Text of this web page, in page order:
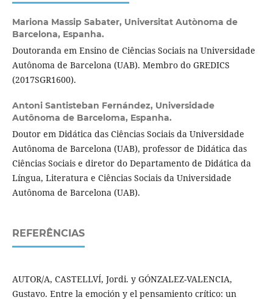
Mariona Massip Sabater, Universitat Autònoma de
Barcelona, Espanha.
Doutoranda em Ensino de Ciências Sociais na Universidade
Autônoma de Barcelona (UAB). Membro do GREDICS
(2017SGR1600).
Antoni Santisteban Fernández, Universidade
Autônoma de Barceloma, Espanha.
Doutor em Didática das Ciências Sociais da Universidade
Autônoma de Barcelona (UAB), professor de Didática das
Ciências Sociais e diretor do Departamento de Didática da
Língua, Literatura e Ciências Sociais da Universidade
Autônoma de Barcelona (UAB).
REFERÊNCIAS
AUTOR/A, CASTELLVÍ, Jordi. y GÓNZALEZ-VALENCIA,
Gustavo. Entre la emoción y el pensamiento crítico: un